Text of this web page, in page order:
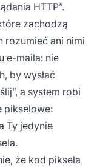
HTTP”.
zachodzą
rozumieć ani nimi
e-maila: nie
by wysłać
a system robi
pikselowe:
Ty jedynie
że kod piksela